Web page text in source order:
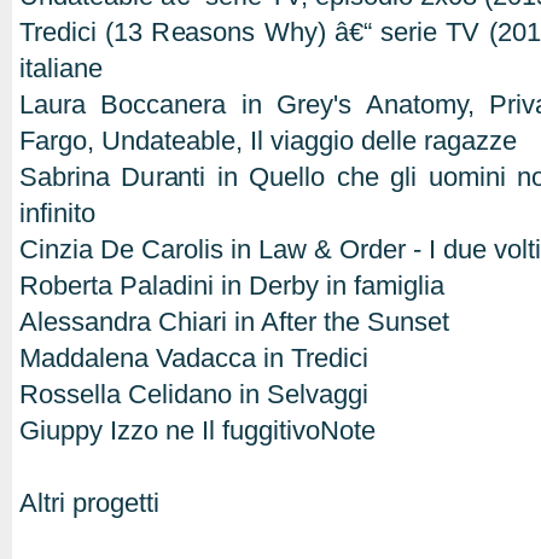
Tredici (13 Reasons Why) â€“ serie TV
italiane
Laura Boccanera in Grey's Anatomy,
Fargo, Undateable, Il viaggio delle ragazze
Sabrina Duranti in Quello che gli uomini
infinito
Cinzia De Carolis in Law & Order - I due
Roberta Paladini in Derby in famiglia
Alessandra Chiari in After the Sunset
Maddalena Vadacca in Tredici
Rossella Celidano in Selvaggi
Giuppy Izzo ne Il fuggitivoNote
Altri progetti